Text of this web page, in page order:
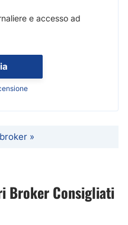
e accesso ad
»
Broker Consigliati